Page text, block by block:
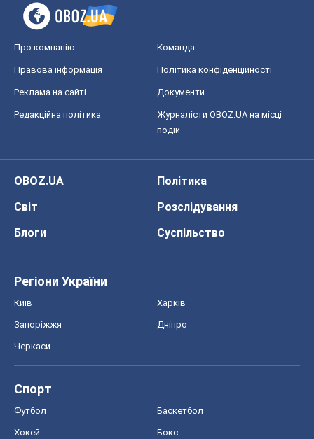
Про компанію Команда
Правова інформація Політика конфіденційності
Реклама на сайті Документи
Редакційна політика
Журналісти OBOZ.UA на місці
подій
OBOZ.UA
Політика
Світ
Розслідування
Блоги
Суспільство
Регіони України
Київ Харків
Запоріжжя Дніпро
Черкаси
Спорт
Футбол Баскетбол
Хокей Бокс